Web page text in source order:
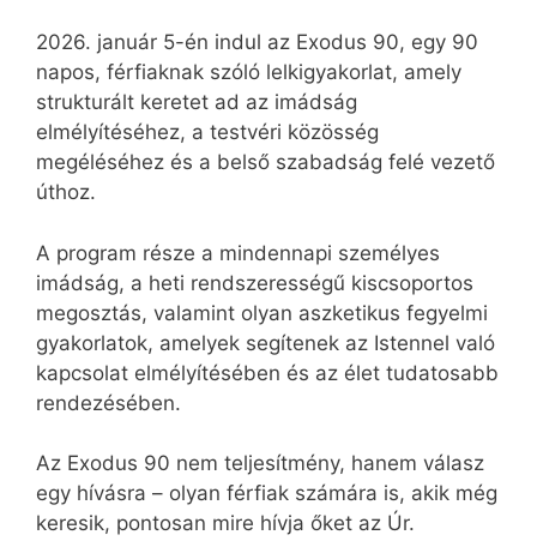
2026. január 5-én indul az Exodus 90, egy 90
napos, férfiaknak szóló lelkigyakorlat, amely
strukturált keretet ad az imádság
elmélyítéséhez, a testvéri közösség
megéléséhez és a belső szabadság felé vezető
úthoz.
A program része a mindennapi személyes
imádság, a heti rendszerességű kiscsoportos
megosztás, valamint olyan aszketikus fegyelmi
gyakorlatok, amelyek segítenek az Istennel való
kapcsolat elmélyítésében és az élet tudatosabb
rendezésében.
Az Exodus 90 nem teljesítmény, hanem válasz
egy hívásra – olyan férfiak számára is, akik még
keresik, pontosan mire hívja őket az Úr.